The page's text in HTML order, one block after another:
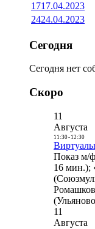
1717.04.2023
2424.04.2023
Сегодня
Сегодня нет
Скоро
11
Августа
11:30- 12:30
Показ м/
16 мин.);
11
Августа